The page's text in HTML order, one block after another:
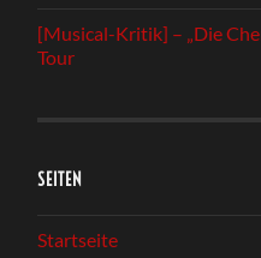
[Musical-Kritik] – „Die
Tour
SEITEN
Startseite